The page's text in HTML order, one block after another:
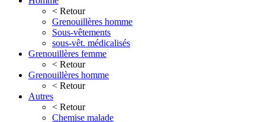
< Retour
Grenouillères homme
Sous-vêtements
sous-vêt. médicalisés
Grenouillères femme
< Retour
Grenouillères homme
< Retour
Autres
< Retour
Chemise malade